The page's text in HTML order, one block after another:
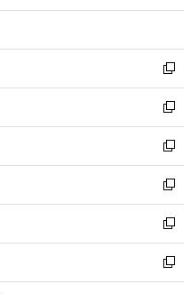
開
ウ
開
く
ン
ウ
で
開
く
ウ
ン
ド
ウ
で
開
く
新
し
い
ウ
ィ
ン
ド
ウ
で
開
く
新
し
い
ウ
ィ
ン
ド
ウ
で
開
新
し
い
ウ
ィ
ン
ド
ウ
新
し
い
ウ
ィ
ン
新
し
い
ウ
新
し